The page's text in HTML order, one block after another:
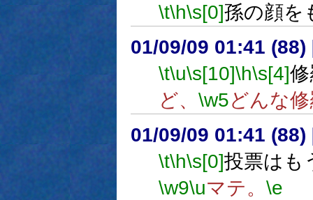
\t\h\s[0]孫の顔を
01/09/09 01:41 (88)
\t\u\s[10]\h\s[4]
ど、 \w5どんな
01/09/09 01:41 (88)
\t\h\s[0]投票はも
\w9\uマテ。 \e